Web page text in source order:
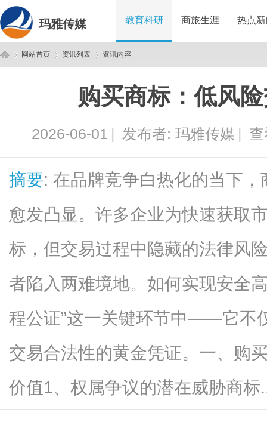
玛雅传媒 教育科研 商旅生涯 热点
网站首页 资讯列表 资讯内容
购买商标：低风
2026-06-01 | 发布者: 玛雅传媒 |
摘要: 在品牌竞争白热化的当下
愈发凸显。许多企业为快速获取
标，但交易过程中隐藏的法律风
者陷入两难境地。如何实现安全
程公证”这一关键环节中——它不
交易合法性的黄金凭证。一、购
价值1、权属争议的潜在威胁商标